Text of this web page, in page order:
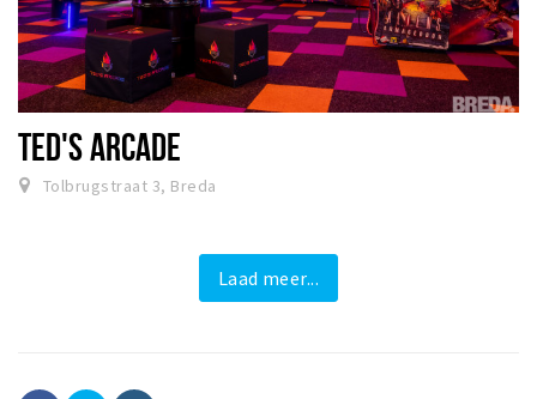
TED'S ARCADE
Tolbrugstraat 3, Breda
Laad meer...